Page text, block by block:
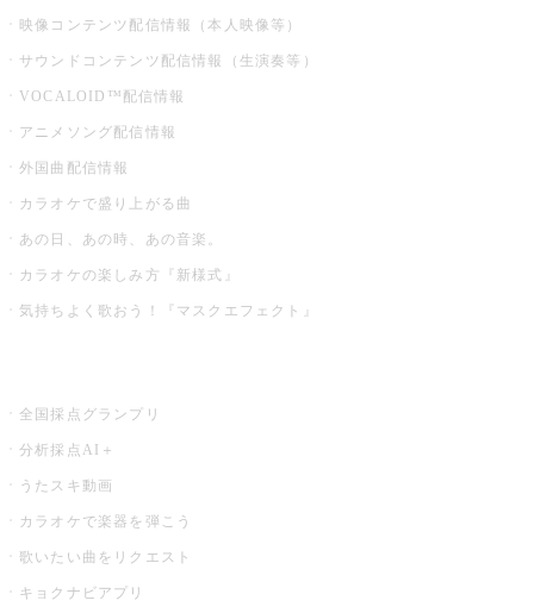
映像コンテンツ配信情報（本人映像等）
サウンドコンテンツ配信情報（生演奏等）
VOCALOID™配信情報
アニメソング配信情報
外国曲配信情報
カラオケで盛り上がる曲
あの日、あの時、あの音楽。
カラオケの楽しみ方『新様式』
気持ちよく歌おう！『マスクエフェクト』
全国採点グランプリ
分析採点AI＋
うたスキ動画
カラオケで楽器を弾こう
歌いたい曲をリクエスト
キョクナビアプリ